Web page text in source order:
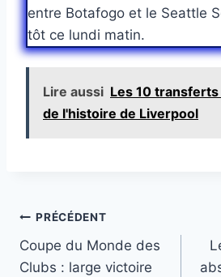
entre Botafogo et le Seattle
tôt ce lundi matin.
Lire aussi Les 10
de l'histoire de Liverpool
Navigation
de
PRÉCÉDENT
Coupe du Monde des
Clubs : large victoire